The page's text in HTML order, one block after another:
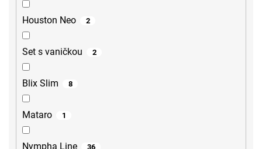
Houston Neo 2
Set s vaničkou 2
Blix Slim 8
Mataro 1
Nympha Line 36